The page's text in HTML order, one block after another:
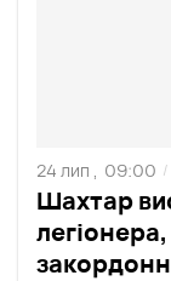
Шахтар
24 лип , 09:00 /